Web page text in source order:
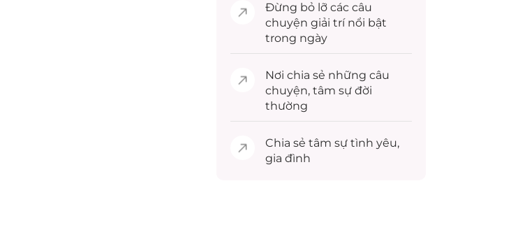
Đừng bỏ lỡ các câu
chuyện giải trínổi bật
trong ngày
Nơi chia sẻ những câu
chuyện, tâm sự đời
thường
Chia sẻ tâm sự tình yêu,
gia đình